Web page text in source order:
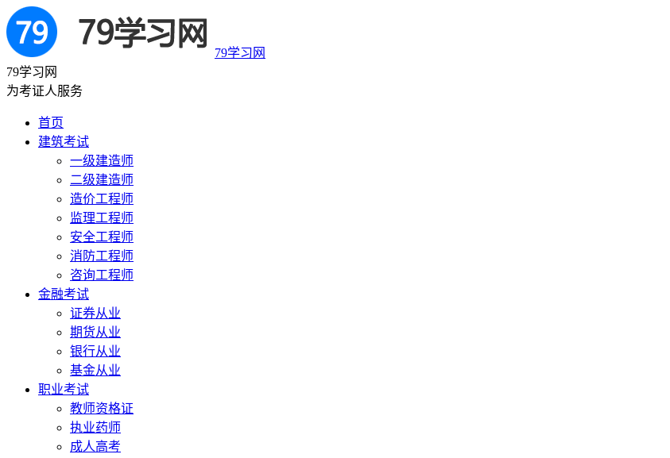
79学习网
79学习网
为考证人服务
首页
建筑考试
一级建造师
二级建造师
造价工程师
监理工程师
安全工程师
消防工程师
咨询工程师
金融考试
证券从业
期货从业
银行从业
基金从业
职业考试
教师资格证
执业药师
成人高考